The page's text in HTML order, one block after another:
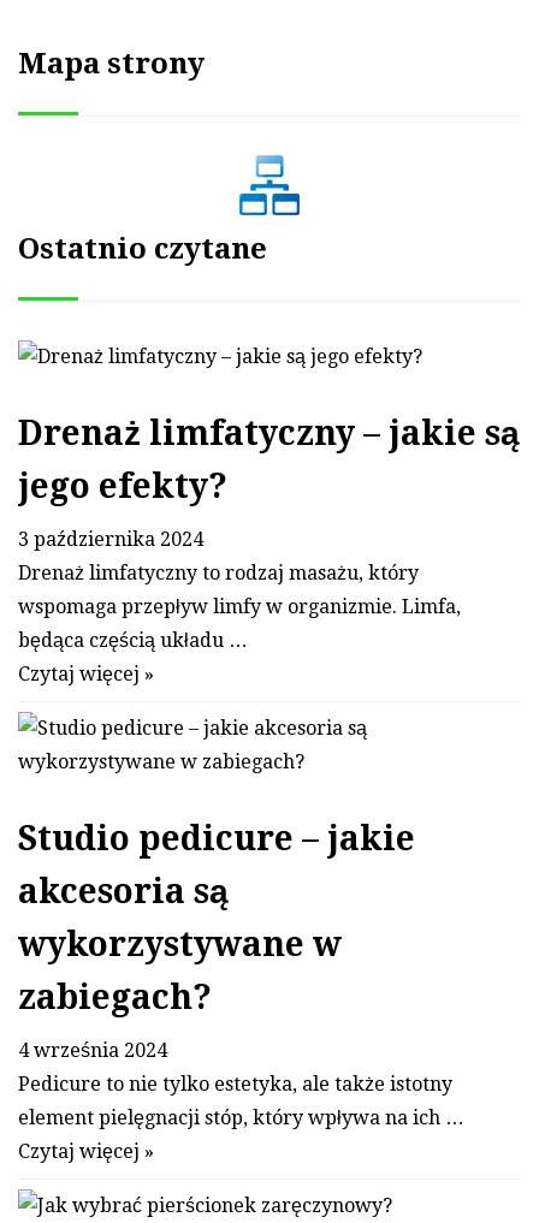
Mapa strony
Ostatnio czytane
Drenaż limfatyczny – jakie są
jego efekty?
3 października 2024
Drenaż limfatyczny to rodzaj masażu, który
wspomaga przepływ limfy w organizmie. Limfa,
będąca częścią układu …
Czytaj więcej »
Studio pedicure – jakie
akcesoria są
wykorzystywane w
zabiegach?
4 września 2024
Pedicure to nie tylko estetyka, ale także istotny
element pielęgnacji stóp, który wpływa na ich …
Czytaj więcej »